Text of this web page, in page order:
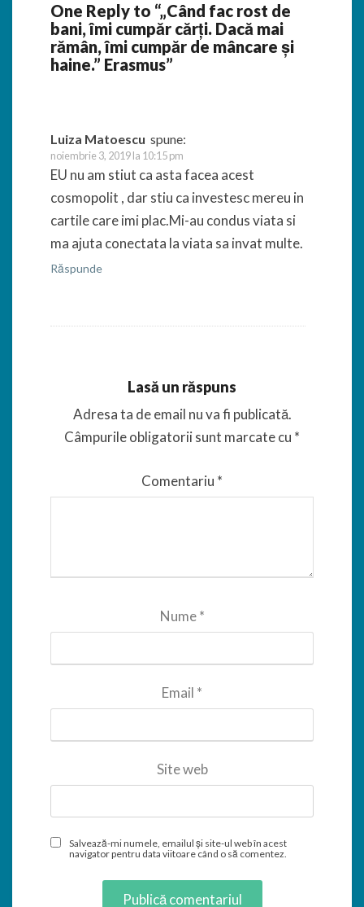
One Reply to “„Când fac rost de
bani, îmi cumpăr cărți. Dacă mai
rămân, îmi cumpăr de mâncare și
haine.” Erasmus”
Luiza Matoescu spune:
noiembrie 3, 2019 la 10:15 pm
EU nu am stiut ca asta facea acest
cosmopolit , dar stiu ca investesc mereu in
cartile care imi plac.Mi-au condus viata si
ma ajuta conectata la viata sa invat multe.
Răspunde
Lasă un răspuns
Adresa ta de email nu va fi publicată.
Câmpurile obligatorii sunt marcate cu *
Comentariu *
Nume*
Email *
Site web
Salvează-mi numele, emailul și site-ul web în acest
navigator pentru data viitoare când o să comentez.